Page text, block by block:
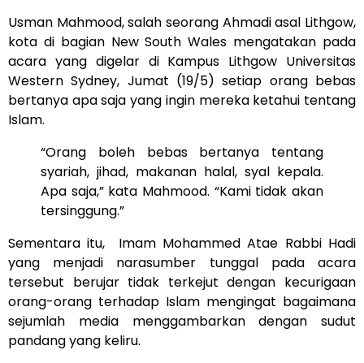
Usman Mahmood, salah seorang Ahmadi asal Lithgow,
kota di bagian New South Wales mengatakan pada
acara yang digelar di Kampus Lithgow Universitas
Western Sydney, Jumat (19/5) setiap orang bebas
bertanya apa saja yang ingin mereka ketahui tentang
Islam.
“Orang boleh bebas bertanya tentang
syariah, jihad, makanan halal, syal kepala.
Apa saja,” kata Mahmood. “Kami tidak akan
tersinggung.”
Sementara itu, Imam Mohammed Atae Rabbi Hadi
yang menjadi narasumber tunggal pada acara
tersebut berujar tidak terkejut dengan kecurigaan
orang-orang terhadap Islam mengingat bagaimana
sejumlah media menggambarkan dengan sudut
pandang yang keliru.